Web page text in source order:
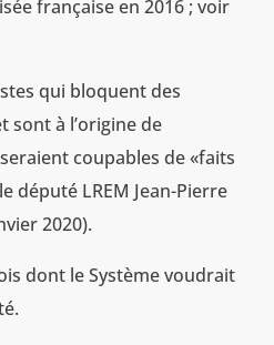
française en 2016 ; voir
qui bloquent des
sont à l’origine de
coupables de «faits
député LREM Jean-Pierre
2020).
dont le Système voudrait